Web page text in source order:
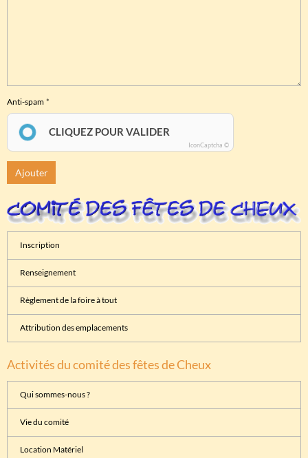
Anti-spam
CLIQUEZ POUR VALIDER
IconCaptcha ©
Ajouter
Inscription
Renseignement
Règlement de la foire à tout
Attribution des emplacements
Activités du comité des fêtes de Cheux
Qui sommes-nous ?
Vie du comité
Location Matériel